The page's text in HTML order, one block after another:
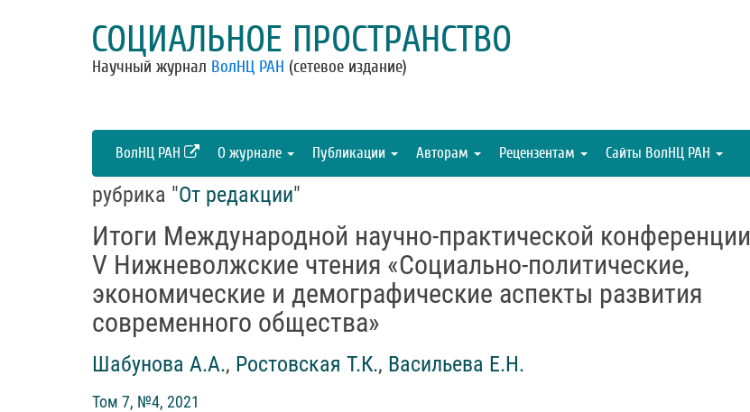
СОЦИАЛЬНОЕ ПРОСТРАНСТВО
Научный журнал ВолНЦ РАН (сетевое издание)
ВолНЦ РАН О журнале Публикации Авторам Рецензентам Сайты ВолНЦ РАН
рубрика "От редакции"
Итоги Международной научно-практической конференции
V Нижневолжские чтения «Социально-политические,
экономические и демографические аспекты развития
современного общества»
Шабунова А.А., Ростовская Т.К., Васильева Е.Н.
Том 7, №4, 2021